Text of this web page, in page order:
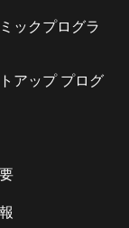
ックプログラ
アップ プログ